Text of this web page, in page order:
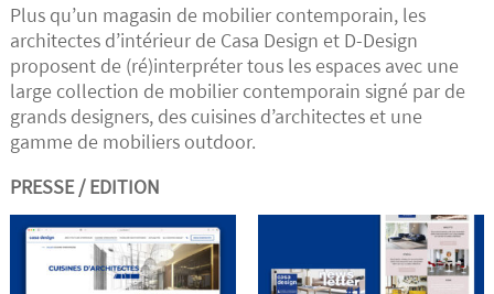
Plus qu’un magasin de mobilier contemporain, les
architectes d’intérieur de Casa Design et D-Design
proposent de (ré)interpréter tous les espaces avec une
large collection de mobilier contemporain signé par de
grands designers, des cuisines d’architectes et une
gamme de mobiliers outdoor.
PRESSE / EDITION